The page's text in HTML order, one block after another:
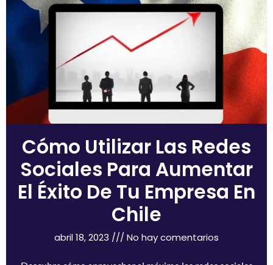
Cómo Utilizar Las Redes
Sociales Para Aumentar
El Éxito De Tu Empresa En
Chile
abril 18, 2023 No hay comentarios